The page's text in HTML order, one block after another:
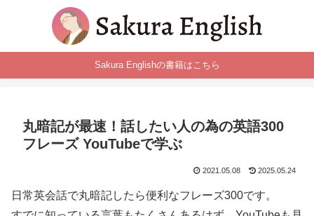
Sakura Englishの書籍はこちら
丸暗記が最速！話したい人の為の英語300
フレーズ YouTubeで学ぶ
2021.05.08 2025.05.24
日常英会話で丸暗記したら便利なフレーズ300です。